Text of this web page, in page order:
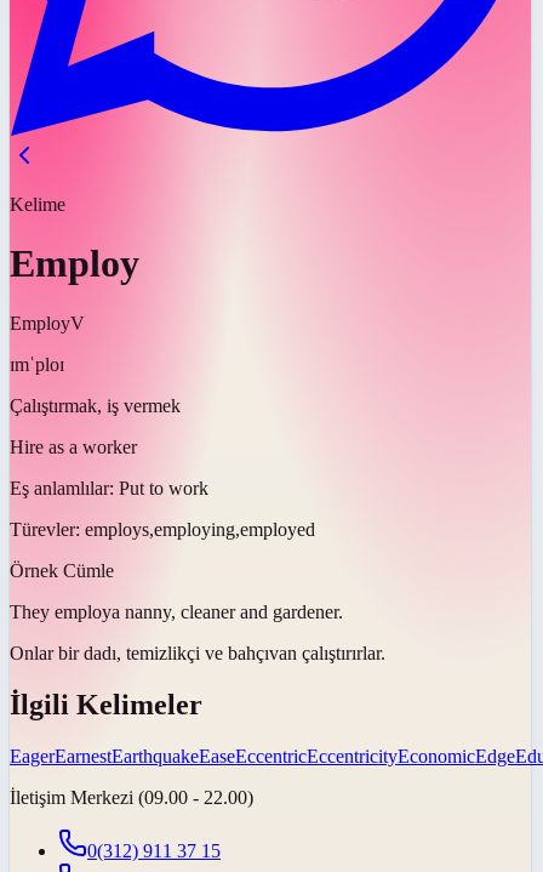
Kelime
Employ
EmployV
ɪmˈploɪ
Çalıştırmak, iş vermek
Hire as a worker
Eş anlamlılar: Put to work
Türevler: employs,employing,employed
Örnek Cümle
They employa nanny, cleaner and gardener.
Onlar bir dadı, temizlikçi ve bahçıvan çalıştırırlar.
İlgili Kelimeler
EagerEarnestEarthquakeEaseEccentricEccentricityEconomicEdge
İletişim Merkezi (09.00 - 22.00)
0(312) 911 37 15